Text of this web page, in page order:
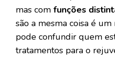
mas com funções
são a mesma coisa é
pode confundir quem
tratamentos para o